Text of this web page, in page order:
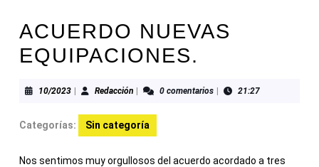
ACUERDO NUEVAS
EQUIPACIONES.
10/202310/2023RedacciónRedacción0 comentarios 21:27
Categorías: Sin categoría
Nos sentimos muy orgullosos del acuerdo acordado a tres